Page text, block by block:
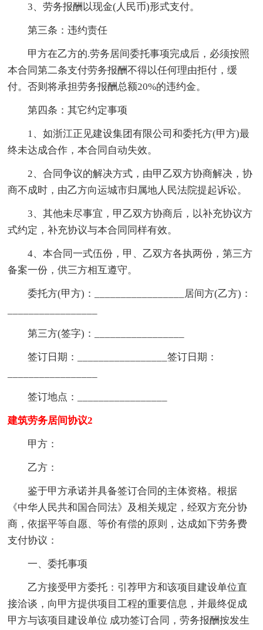
3、劳务报酬以现金(人民币)形式支付。
第三条：违约责任
甲方在乙方的.劳务居间委托事项完成后，必须按照
本合同第二条支付劳务报酬不得以任何理由拒付，缓
付。否则将承担劳务报酬总额20%的违约金。
第四条：其它约定事项
1、如浙江正见建设集团有限公司和委托方(甲方)最
终未达成合作，本合同自动失效。
2、合同争议的解决方式，由甲乙双方协商解决，协
商不成时，由乙方向运城市归属地人民法院提起诉讼。
3、其他未尽事宜，甲乙双方协商后，以补充协议方
式约定，补充协议与本合同同样有效。
4、本合同一式伍份，甲、乙双方各执两份，第三方
备案一份，供三方相互遵守。
委托方(甲方)：_________________居间方(乙方)：
第三方(签字)：_________________
签订日期：_________________签订日期：
签订地点：_________________
建筑劳务居间协议2
甲方：
乙方：
鉴于甲方承诺并具备签订合同的主体资格。根据
《中华人民共和国合同法》及相关规定，经双方充分协
商，依据平等自愿、等价有偿的原则，达成如下劳务费
支付协议：
一、委托事项
乙方接受甲方委托：引荐甲方和该项目建设单位直
接洽谈，向甲方提供项目工程的重要信息，并最终促成
甲方与该项目建设单位 成功签订合同，劳务报酬按发生